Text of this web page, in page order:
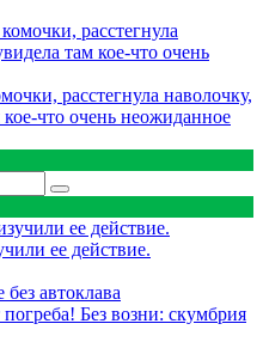
расстегнула наволочку,
кое-что очень неожиданное
ее действие.
Без возни: скумбрия